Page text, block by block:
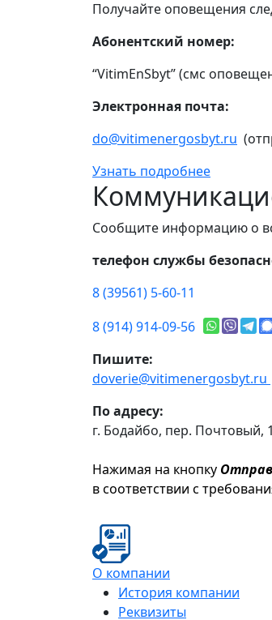
Получайте оповещения
Абонентский номер:
“VitimEnSbyt” (смс
Электронная почта:
do@vitimenergosbyt.ru
Узнать подробнее
Сообщите информацию о
телефон службы
8 (39561) 5-60-11
8 (914) 914-09-56
Пишите:
doverie@vitimenergosbyt.ru
По адресу:
г. Бодайбо, пер. Почтовый,
Нажимая на кнопку
в соответствии с
О компании
История компании
Реквизиты